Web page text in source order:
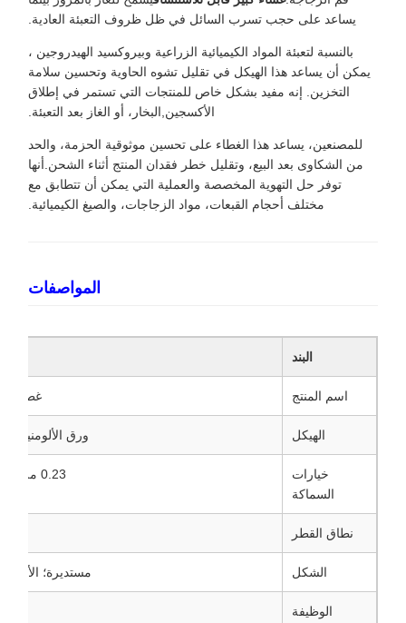
يساعد على حجب تسرب السائل في ظل ظروف التعبئة العادية.
بالنسبة لتعبئة المواد الكيميائية الزراعية وبيروكسيد الهيدروجين ،
يمكن أن يساعد هذا الهيكل في تقليل تشوه الحاوية وتحسين سلامة
التخزين. إنه مفيد بشكل خاص للمنتجات التي تستمر في إطلاق
الأكسجين,البخار، أو الغاز بعد التعبئة.
للمصنعين، يساعد هذا الغطاء على تحسين موثوقية الحزمة، والحد
من الشكاوى بعد البيع، وتقليل خطر فقدان المنتج أثناء الشحن.أنها
توفر حل التهوية المخصصة والعملية التي يمكن أن تتطابق مع
مختلف أحجام القبعات، مواد الزجاجات، والصيغ الكيميائية.
المواصفات
البند
اسم المنتج غطاء
الهيكل ورق الألومنيوم
خيارات
السماكة
0.23 ملم / 0.3 ملم / 0.35 ملم / 0.38 ملم
نطاق القطر
الشكل مستديرة؛
الوظيفة